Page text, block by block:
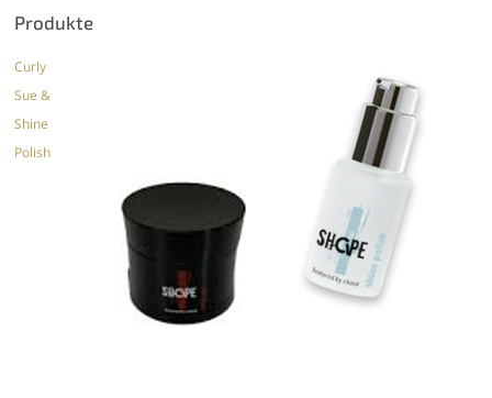
Produkte
Curly
Sue &
Shine
Polish